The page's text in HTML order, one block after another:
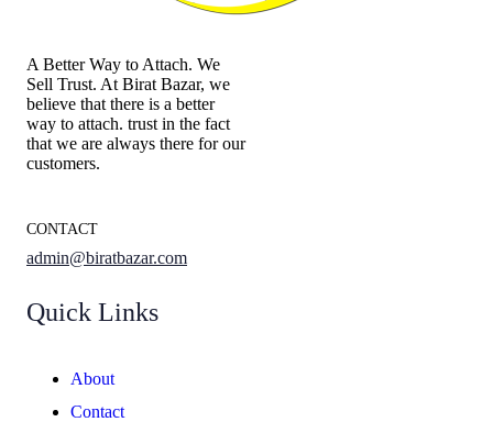
A Better Way to Attach. We
Sell Trust. At Birat Bazar, we
believe that there is a better
way to attach. trust in the fact
that we are always there for our
customers.
CONTACT
admin@biratbazar.com
Quick Links
About
Contact